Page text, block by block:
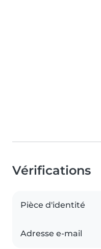
Vérifications
Pièce d'identité
Adresse e-mail